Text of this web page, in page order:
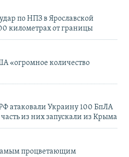
по НПЗ в Ярославской
километрах от границы
«огромное количество
атаковали Украину 100 БпЛА
из них запускали из Крыма
процветающим